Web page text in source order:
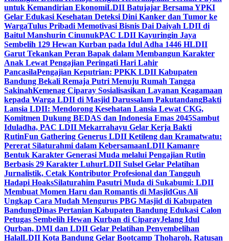
untuk Kemandirian EkonomiLDII Batujajar Bersama YPKI
Gelar Edukasi Kesehatan Deteksi Dini Kanker dan Tumor ke
WargaTulus Pribadi Memotivasi Bisnis Dai Daiyah LDII di
Baitul Manshurin CinunukPAC LDII Kayuringin Jaya
Sembelih 129 Hewan Kurban pada Idul Adha 1446 HLDII
Garut Tekankan Peran Bapak dalam Membangun Karakter
Anak Lewat Pengajian Peringati Hari Lahir
PancasilaPengajian Keputrian: PPKK LDII Kabupaten
Bandung Bekali Remaja Putri Menuju Rumah Tangga
SakinahKemenag Ciparay Sosialisasikan Layanan Keagamaan
kepada Warga LDII di Masjid Darussalam PakutandangBakti
Lansia LDII: Mendorong Kesehatan Lansia Lewat CKG,
Komitmen Dukung BEDAS dan Indonesia Emas 2045Sambut
Iduladha, PAC LDII Mekarrahayu Gelar Kerja Bakti
RutinFun Gathering Generus LDII Ketileng dan Kramatwatu:
Pererat Silaturahmi dalam KebersamaanLDII Kamanre
Bentuk Karakter Generasi Muda melalui Pengajian Rutin
Berbasis 29 Karakter LuhurLDII Sulsel Gelar Pelatihan
Jurnalistik, Cetak Kontributor Profesional dan Tangguh
Hadapi HoaksSilaturahim Pasutri Muda di Sukabumi: LDII
Membuat Momen Haru dan Romantis di MasjidGus Ali
Ungkap Cara Mudah Mengurus PBG Masjid di Kabupaten
BandungDinas Pertanian Kabupaten Bandung Edukasi Calon
Petugas Sembelih Hewan Kurban di CiparayJelang Idul
Qurban, DMI dan LDII Gelar Pelatihan Penyembelihan
HalalLDII Kota Bandung Gelar Bootcamp Thoharoh, Ratusan